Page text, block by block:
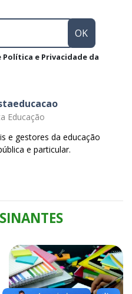
e Privacidade da
Educação
e gestores da educação
e particular.